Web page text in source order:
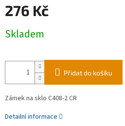
276 Kč
cena:
Skladem
Přidat do košíku
Zámek na sklo C408-2 CR
Detailní informace